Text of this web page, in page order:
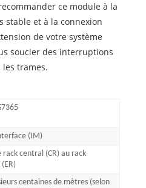
ce module à la
stable et à la connexion
de votre système
soucier des interruptions
trames.
(IM)
rack central (CR) au rack
centaines de mètres (selon